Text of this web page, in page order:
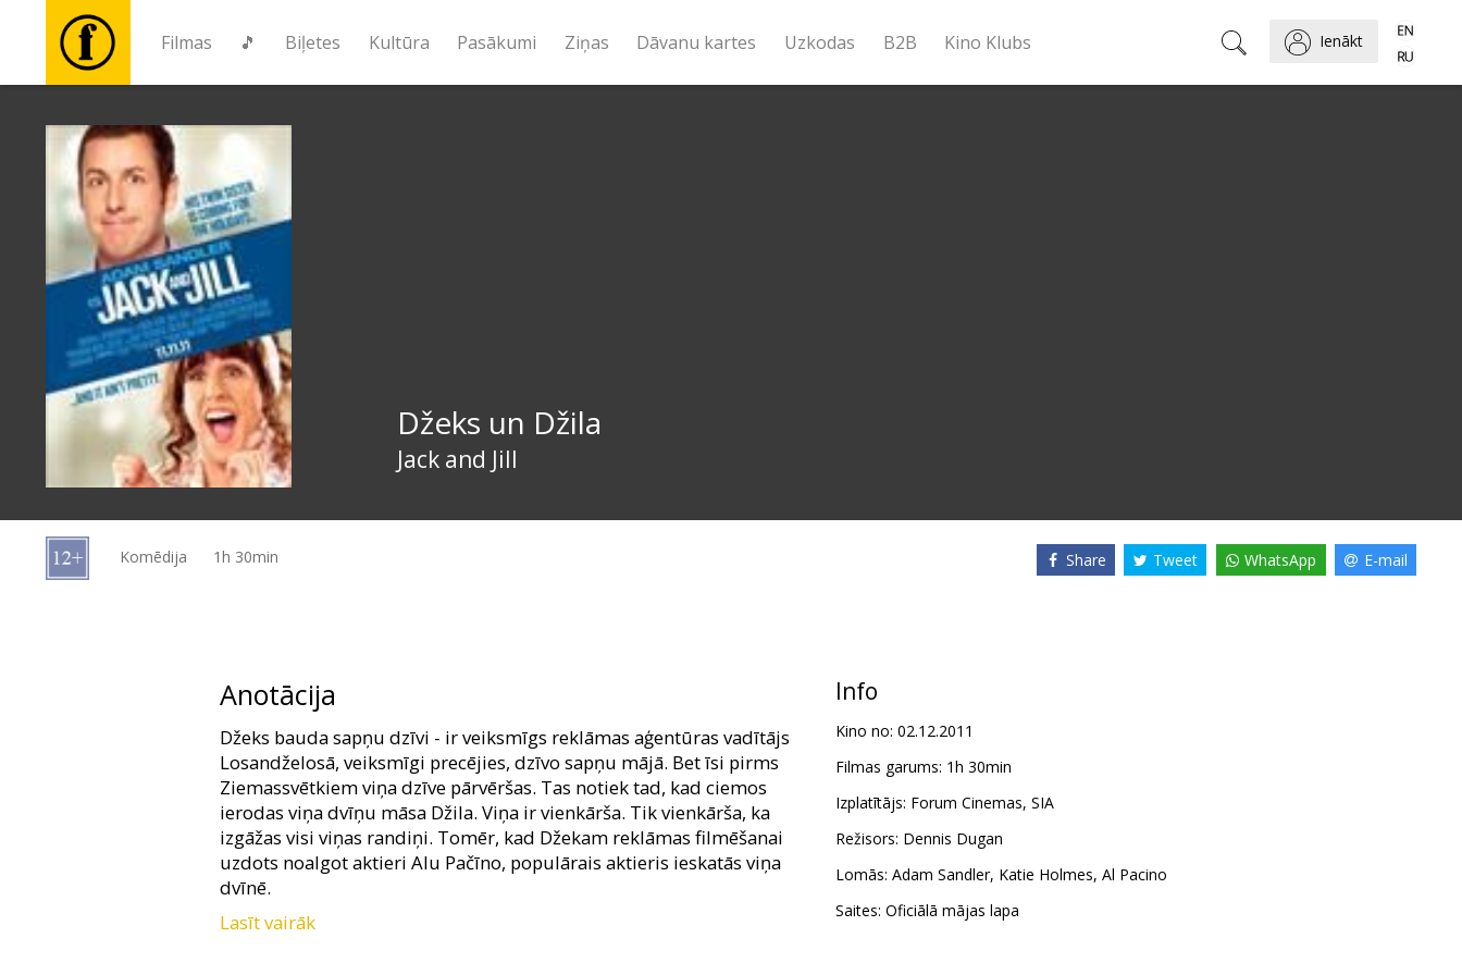
Filmas 🎵 Biļetes Kultūra Pasākumi Ziņas Dāvanu kartes Uzkodas B2B Kino Klubs Ienākt
🎵
Biļetes
Kultūra
Pasākumi
Ziņas
kartes
Džeks un Džila
Jack and Jill
Komēdija 1h 30min Share Tweet WhatsApp E-mail
Anotācija
Džeks bauda sapņu dzīvi - ir veiksmīgs reklāmas aģentūras vadītājs
Losandželosā, veiksmīgi precējies, dzīvo sapņu mājā. Bet īsi pirms
Ziemassvētkiem viņa dzīve pārvēršas. Tas notiek tad, kad ciemos
ierodas viņa dvīņu māsa Džila. Viņa ir vienkārša. Tik vienkārša, ka
izgāžas visi viņas randiņi. Tomēr, kad Džekam reklāmas filmēšanai
uzdots noalgot aktieri Alu Pačīno, populārais aktieris ieskatās viņa
dvīnē.
Lomās: Adams Sandlers Džeka lomā, Adams Sandlers Džilas lomā,
Lasīt vairāk
Info
Kino no: 02.12.2011
Filmas garums: 1h 30min
Izplatītājs: Forum Cinemas, SIA
Režisors: Dennis Dugan
Lomās: Adam Sandler, Katie Holmes, Al Pacino
Saites: Oficiālā mājas lapa